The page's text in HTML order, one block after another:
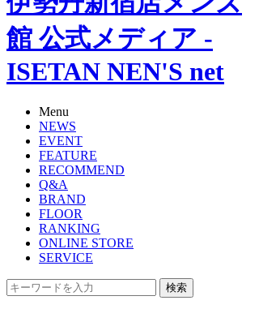
館 公式メディア -
ISETAN NEN'S net
Menu
NEWS
EVENT
FEATURE
RECOMMEND
Q&A
BRAND
FLOOR
RANKING
ONLINE STORE
SERVICE
検索